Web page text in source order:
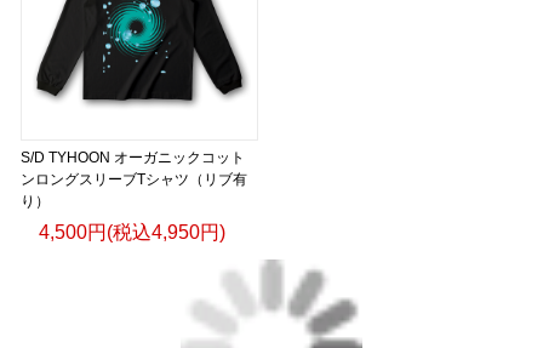
S/D TYHOON オーガニックコット
ンロングスリーブTシャツ（リブ有
り）
4,500円(税込4,950円)